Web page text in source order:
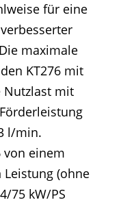
für eine
maximale
KT276 mit
Nutzlast mit
l/min.
von einem
(ohne
75 kW/PS